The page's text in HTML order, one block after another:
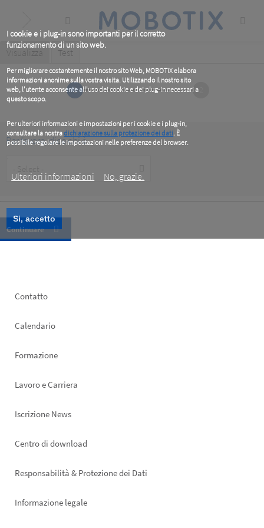
I cookie e i plug-in sono importanti per il corretto
funzionamento di un sito web.
Per migliorare costantemente il nostro sito Web, MOBOTIX elabora
informazioni anonime sulla vostra visita. Utilizzando il nostro sito
web, l'utente acconsente all'uso dei cookie e dei plug-in necessari a
questo scopo.
Per ulteriori informazioni e impostazioni per i cookie e i plug-in,
consultare la nostradichiarazione sulla protezione dei dati. È
possibile regolare le impostazioni nelle preferenze del browser.
Ulteriori informazioni
No, grazie.
Si, accetto
content
Primary
tabs
Visualizza (active
Test
1
Per favore, dice chi è
Type
Footer
Contatto
Calendario
Formazione
Lavoro e Carriera
Iscrizione News
Footer
Centro di download
Responsabilità & Protezione dei Dati
Informazione legale